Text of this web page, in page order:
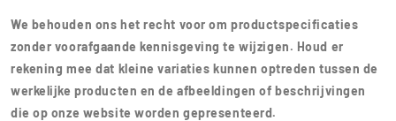
We behouden ons het recht voor om productspecificaties
zonder voorafgaande kennisgeving te wijzigen. Houd er
rekening mee dat kleine variaties kunnen optreden tussen de
werkelijke producten en de afbeeldingen of beschrijvingen
die op onze website worden gepresenteerd.